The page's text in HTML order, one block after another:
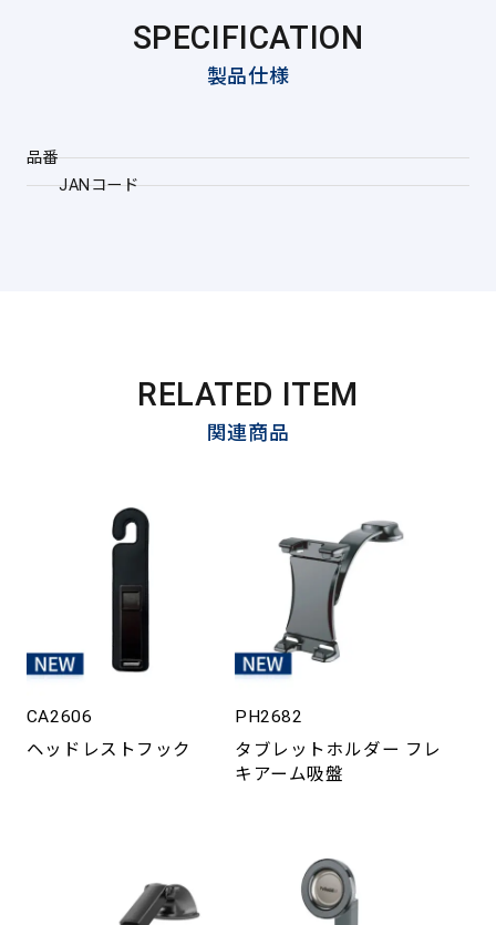
SPECIFICATION
製品仕様
品番
JANコード
RELATED ITEM
関連商品
CA2606
ヘッドレストフック
PH2682
タブレットホルダー フレ
キアーム吸盤